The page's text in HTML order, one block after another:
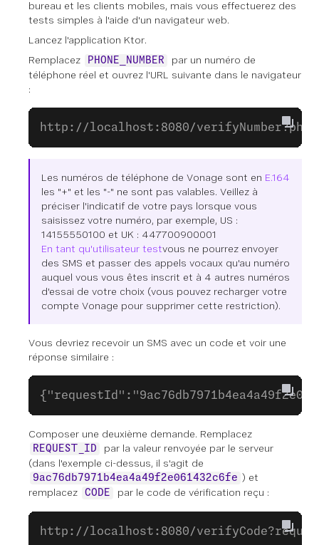
bureau et les clients mobiles, mais vous effectuerez des
tests simples à l'aide d'un navigateur web.
Lancez l'application Ktor.
Remplacez
PHONE_NUMBER
par un numéro de
téléphone réel et ouvrez l'URL suivante dans le navigateur
:
http://localhost:8080/
Les numéros de téléphone de Vonage sont en E.164
les "+" et les "-" ne sont pas valables. Veillez à
préciser l'indicatif de votre pays lorsque vous
saisissez votre numéro, par exemple, US :
14155550100 et UK : 447700900001
En tant qu'utilisateur testvous ne pourrez envoyer
des SMS et passer des appels vocaux qu'au numéro
auquel vous vous êtes inscrit et à 4 autres numéros
d'essai de votre choix (vous pouvez recharger votre
compte Vonage pour supprimer cette restriction).
Vous devriez recevoir un SMS avec un code et voir une
réponse similaire :
Composer une deuxième demande. Remplacez
REQUEST_ID
par la valeur renvoyée par le serveur
(dans l'exemple ci-dessus, il s'agit de
9ac76db7971b4ea4a49f2e061432c6fe ) et
remplacez
CODE par le code de vérification reçu :
http://localhost:8080/